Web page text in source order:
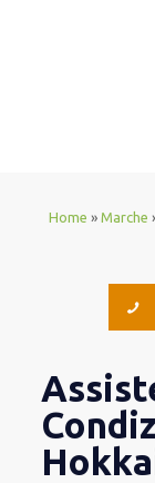
Home » Marche